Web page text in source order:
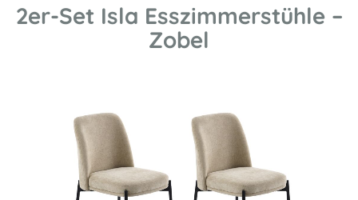
2er-Set Isla Esszimmerstühle –
Zobel